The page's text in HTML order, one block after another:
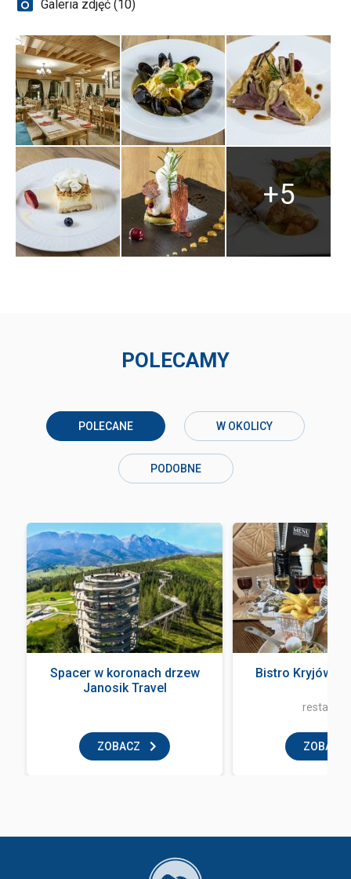
Galeria zdjęć (10)
+5
POLECAMY
POLECANE W OKOLICY
PODOBNE
Spacer w koronach drzew
Janosik Travel
ZOBACZ
Bistro Kryjówka
ZOBACZ